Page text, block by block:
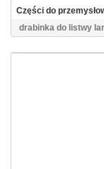
Części do
drabinka do listwy